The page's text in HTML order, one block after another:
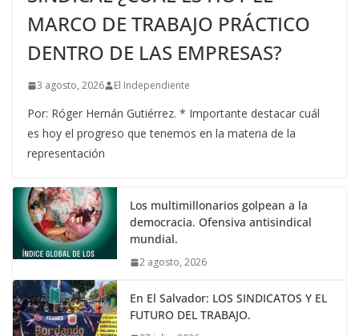
MARCO DE TRABAJO PRÁCTICO
DENTRO DE LAS EMPRESAS?
3 agosto, 2026 El Independiente
Por: Róger Hernán Gutiérrez. * Importante destacar cuál
es hoy el progreso que tenemos en la materia de la
representación
Los multimillonarios golpean a la
democracia. Ofensiva antisindical
mundial.
2 agosto, 2026
En El Salvador: LOS SINDICATOS Y EL
FUTURO DEL TRABAJO.